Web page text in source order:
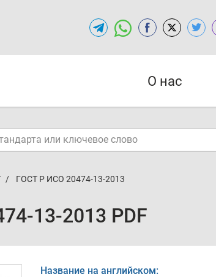
О нас
ГОСТ Р ИСО 20474-13-2013
13-2013 PDF
Название на английском: